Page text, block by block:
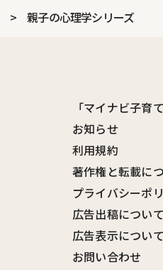
親子の心理学シリーズ
「マイナビ子育
お知らせ
利用規約
著作権と転載に
プライバシーポ
広告出稿について
広告表示について
お問い合わせ